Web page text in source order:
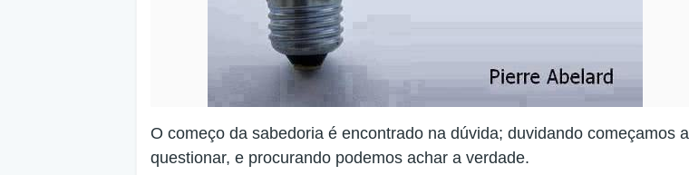
O começo da sabedoria é encontrado na dúvida; duvidando começamos a
questionar, e procurando podemos achar a verdade.